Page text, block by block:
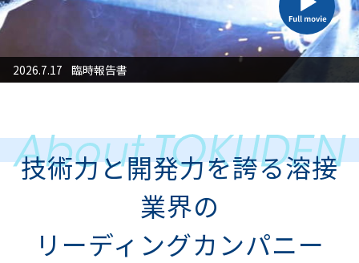
株主かつその他の関係会社の異動に関するお知らせ
2026.7.17 臨時報告書
技術力と開発力を誇る溶接
業界の
リーディングカンパニー